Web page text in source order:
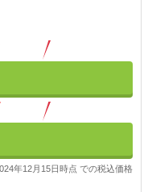
年12月15日時点 での税込価格